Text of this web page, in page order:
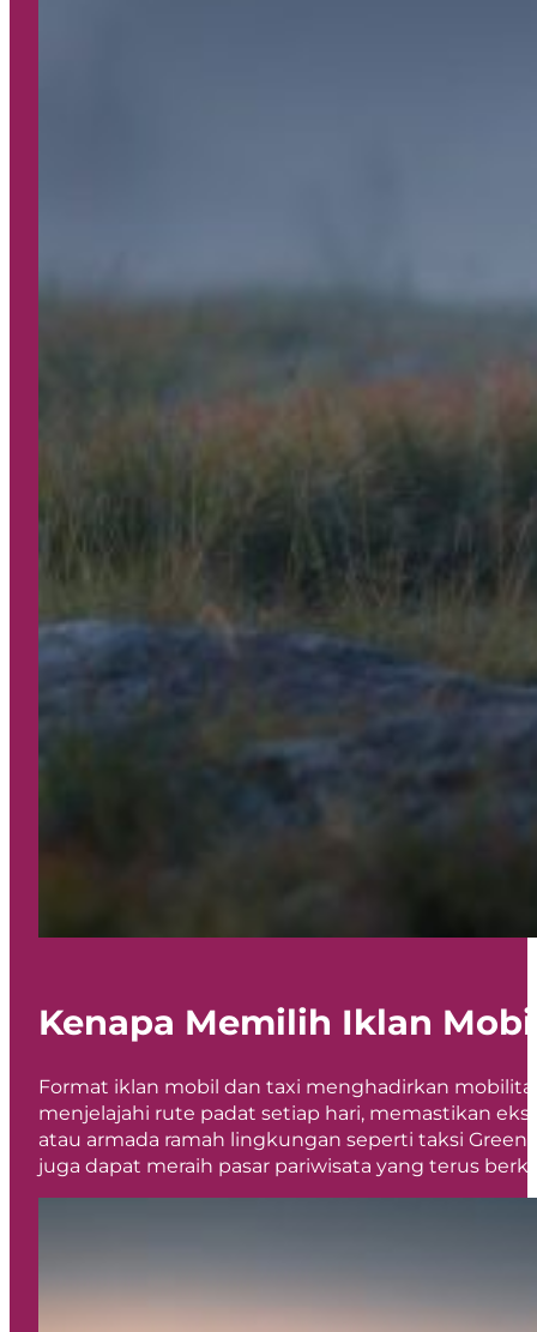
Kenapa Memilih Iklan
Format iklan mobil dan taxi menghadirkan
menjelajahi rute padat setiap hari, memastikan
atau armada ramah lingkungan seperti taksi
juga dapat meraih pasar pariwisata yang terus